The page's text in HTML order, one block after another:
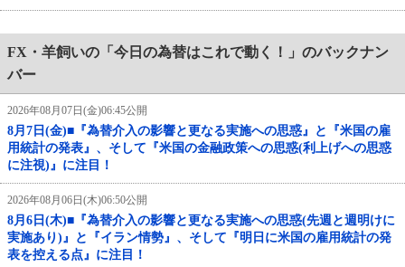
FX・羊飼いの「今日の為替はこれで動く！」のバックナン
バー
2026年08月07日(金)06:45公開
8月7日(金)■『為替介入の影響と更なる実施への思惑』と『米国の雇
用統計の発表』、そして『米国の金融政策への思惑(利上げへの思惑
に注視)』に注目！
2026年08月06日(木)06:50公開
8月6日(木)■『為替介入の影響と更なる実施への思惑(先週と週明けに
実施あり)』と『イラン情勢』、そして『明日に米国の雇用統計の発
表を控える点』に注目！